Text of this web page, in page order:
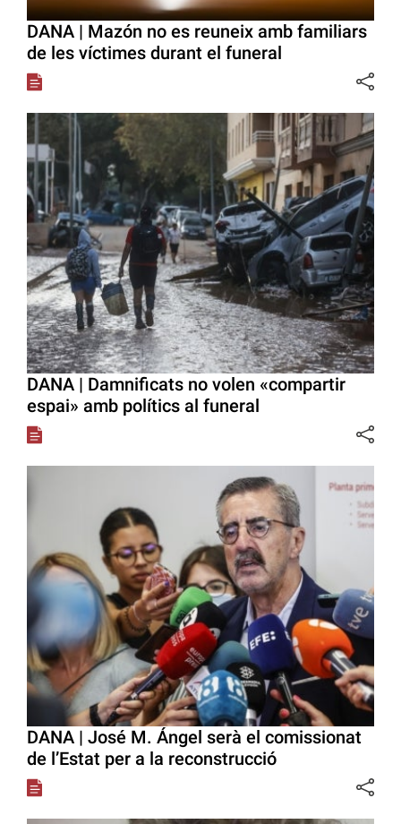
DANA | Mazón no es reuneix amb familiars
de les víctimes durant el funeral
DANA | Damnificats no volen «compartir
espai» amb polítics al funeral
DANA | José M. Ángel serà el comissionat
de l’Estat per a la reconstrucció